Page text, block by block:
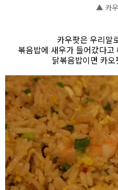
▲ 카
카우팟은 우리말
볶음밥에 새우가 들어갔다
닭볶음밥이면 카